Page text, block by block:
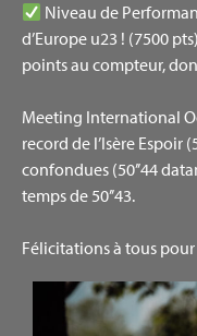
Niveau de
d’Europe u23 ! (7500
points au compteur,
Meeting International
record de l’Isère Espoir
confondues (50’’44
temps de 50’’43.
Félicitations à tous